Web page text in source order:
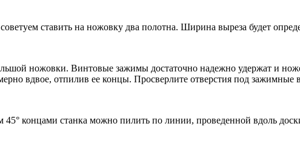
ставить на ножовку два полотна. Ширина выреза будет
ножовки. Винтовые зажимы достаточно надежно удержат и
вдвое, отпилив ее концы. Просверлите отверстия под
концами станка можно пилить по линии, проведенной вдоль